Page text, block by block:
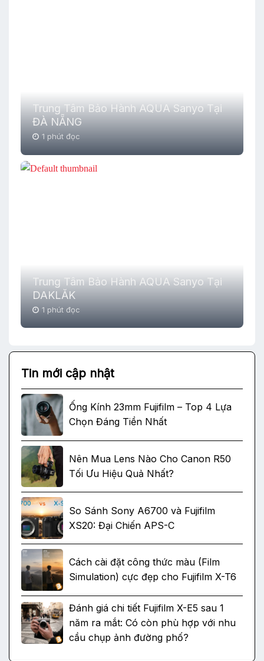
Trung Tâm Bảo Hành AQUA Sanyo Tại
ĐÀ NẴNG
1 phút đọc
Trung Tâm Bảo Hành AQUA Sanyo Tại
DAKLĂK
1 phút đọc
Tin mới cập nhật
Ống Kính 23mm Fujifilm – Top 4 Lựa
Chọn Đáng Tiền Nhất
Nên Mua Lens Nào Cho Canon R50
Tối Ưu Hiệu Quả Nhất?
So Sánh Sony A6700 và Fujifilm
XS20: Đại Chiến APS-C
Cách cài đặt công thức màu (Film
Simulation) cực đẹp cho Fujifilm X-T6
Đánh giá chi tiết Fujifilm X-E5 sau 1
năm ra mắt: Có còn phù hợp với nhu
cầu chụp ảnh đường phố?